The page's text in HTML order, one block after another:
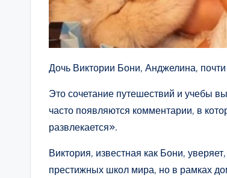
Дочь Виктории Бони, Анджелина,
Это сочетание путешествий и учебы
часто появляются комментарии, в
развлекается».
Виктория, известная как Бони,
престижных школ мира, но в рамках